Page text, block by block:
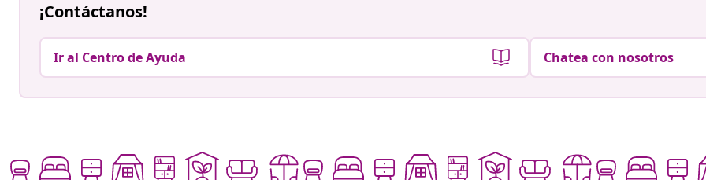
¡Contáctanos!
Ir al Centro de Ayuda Chatea con nosotros